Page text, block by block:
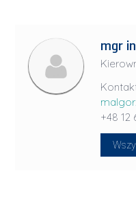
mgr
+48 12